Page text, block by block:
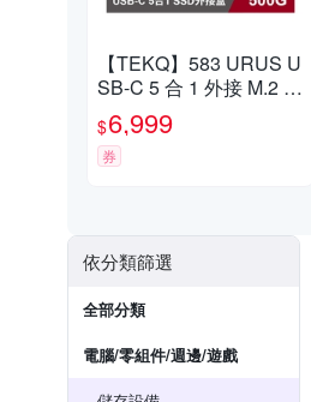
【TEKQ】583 URUS U
SB-C 5 合 1 外接 M.2 固
態硬碟 500G
$6,999
券
依分類篩選
全部分類
電腦/零組件/週邊/遊戲